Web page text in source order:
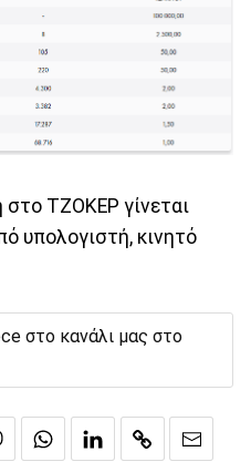
στο ΤΖΟΚΕΡ γίνεται
υπολογιστή, κινητό
στο κανάλι μας στο